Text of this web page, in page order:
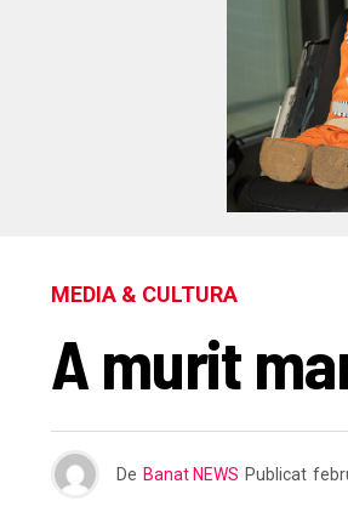
MEDIA & CULTURA
A murit
De Banat NEWS Publicat